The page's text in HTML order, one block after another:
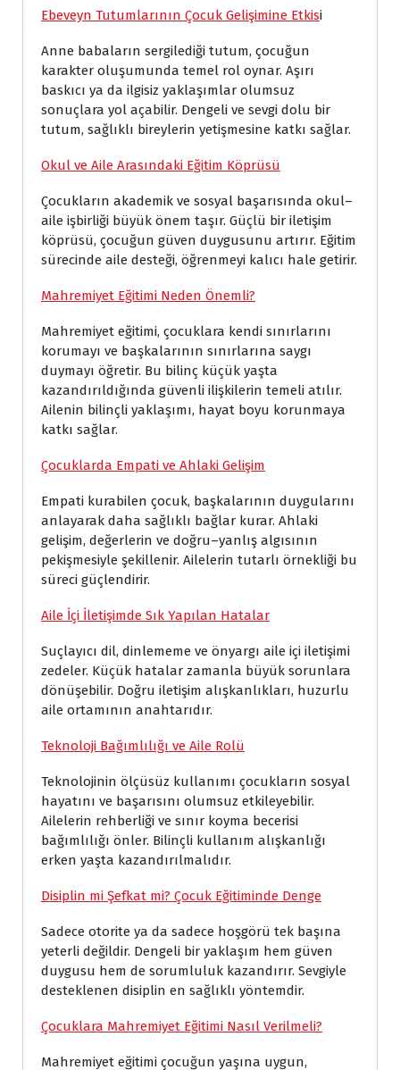
Ebeveyn Tutumlarının Çocuk Gelişimine Etkisi
Anne babaların sergilediği tutum, çocuğun
karakter oluşumunda temel rol oynar. Aşırı
baskıcı ya da ilgisiz yaklaşımlar olumsuz
sonuçlara yol açabilir. Dengeli ve sevgi dolu bir
tutum, sağlıklı bireylerin yetişmesine katkı sağlar.
Okul ve Aile Arasındaki Eğitim Köprüsü
Çocukların akademik ve sosyal başarısında okul–
aile işbirliği büyük önem taşır. Güçlü bir iletişim
köprüsü, çocuğun güven duygusunu artırır. Eğitim
sürecinde aile desteği, öğrenmeyi kalıcı hale getirir.
Mahremiyet Eğitimi Neden Önemli?
Mahremiyet eğitimi, çocuklara kendi sınırlarını
korumayı ve başkalarının sınırlarına saygı
duymayı öğretir. Bu bilinç küçük yaşta
kazandırıldığında güvenli ilişkilerin temeli atılır.
Ailenin bilinçli yaklaşımı, hayat boyu korunmaya
katkı sağlar.
Çocuklarda Empati ve Ahlaki Gelişim
Empati kurabilen çocuk, başkalarının duygularını
anlayarak daha sağlıklı bağlar kurar. Ahlaki
gelişim, değerlerin ve doğru–yanlış algısının
pekişmesiyle şekillenir. Ailelerin tutarlı örnekliği bu
süreci güçlendirir.
Aile İçi İletişimde Sık Yapılan Hatalar
Suçlayıcı dil, dinlememe ve önyargı aile içi iletişimi
zedeler. Küçük hatalar zamanla büyük sorunlara
dönüşebilir. Doğru iletişim alışkanlıkları, huzurlu
aile ortamının anahtarıdır.
Teknoloji Bağımlılığı ve Aile Rolü
Teknolojinin ölçüsüz kullanımı çocukların sosyal
hayatını ve başarısını olumsuz etkileyebilir.
Ailelerin rehberliği ve sınır koyma becerisi
bağımlılığı önler. Bilinçli kullanım alışkanlığı
erken yaşta kazandırılmalıdır.
Disiplin mi Şefkat mi? Çocuk Eğitiminde Denge
Sadece otorite ya da sadece hoşgörü tek başına
yeterli değildir. Dengeli bir yaklaşım hem güven
duygusu hem de sorumluluk kazandırır. Sevgiyle
desteklenen disiplin en sağlıklı yöntemdir.
Çocuklara Mahremiyet Eğitimi Nasıl Verilmeli?
Mahremiyet eğitimi çocuğun yaşına uygun,